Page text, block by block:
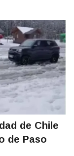
de Chile
de Paso